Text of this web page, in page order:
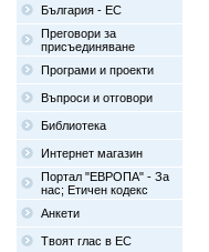
България - ЕС
Преговори за
присъединяване
Програми и проекти
Въпроси и отговори
Библиотека
Интернет магазин
Портал "ЕВРОПА" - За
нас; Етичен кодекс
Анкети
Твоят глас в ЕС